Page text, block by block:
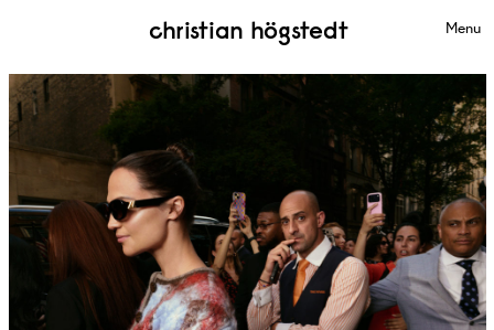
Menu
christian högstedt